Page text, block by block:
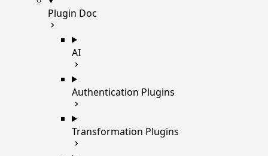
Plugin Doc
AI
Authentication Plugins
Transformation Plugins